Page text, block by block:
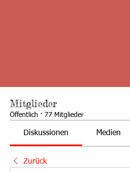
Mitglieder
Öffentlich · 77 Mitglieder
Diskussionen Medien
Zurück